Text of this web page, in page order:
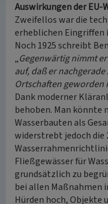
Auswirkungen der
Zweifellos war die
erheblichen Eingriffen
Noch 1925 schreibt
„Gegenwärtig nimmt
auf, daß er
Ortschaften geworden
Dank moderner
behoben. Man könnte
Wasserbauten als
widerstrebt jedoch die
Fließgewässer für
grundsätzlich zu
bei allen Maßnahmen
Hürden hoch, Objekte